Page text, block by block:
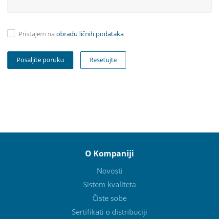
Pristajem na obradu ličnih podataka
Resetujte
O Kompaniji
Novosti
Sistem kvaliteta
Čiste sobe
Sertifikati o distribuciji